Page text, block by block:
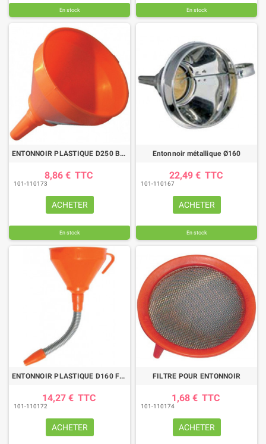
En stock En stock
ENTONNOIR PLASTIQUE D250 BEC DROIT
8,86 € TTC
101-110173
ACHETER
En stock
Entonnoir métallique Ø160
22,49 € TTC
101-110167
ACHETER
En stock
ENTONNOIR PLASTIQUE D160 FLEX.METAL
14,27 € TTC
101-110172
ACHETER
FILTRE POUR ENTONNOIR
1,68 € TTC
101-110174
ACHETER